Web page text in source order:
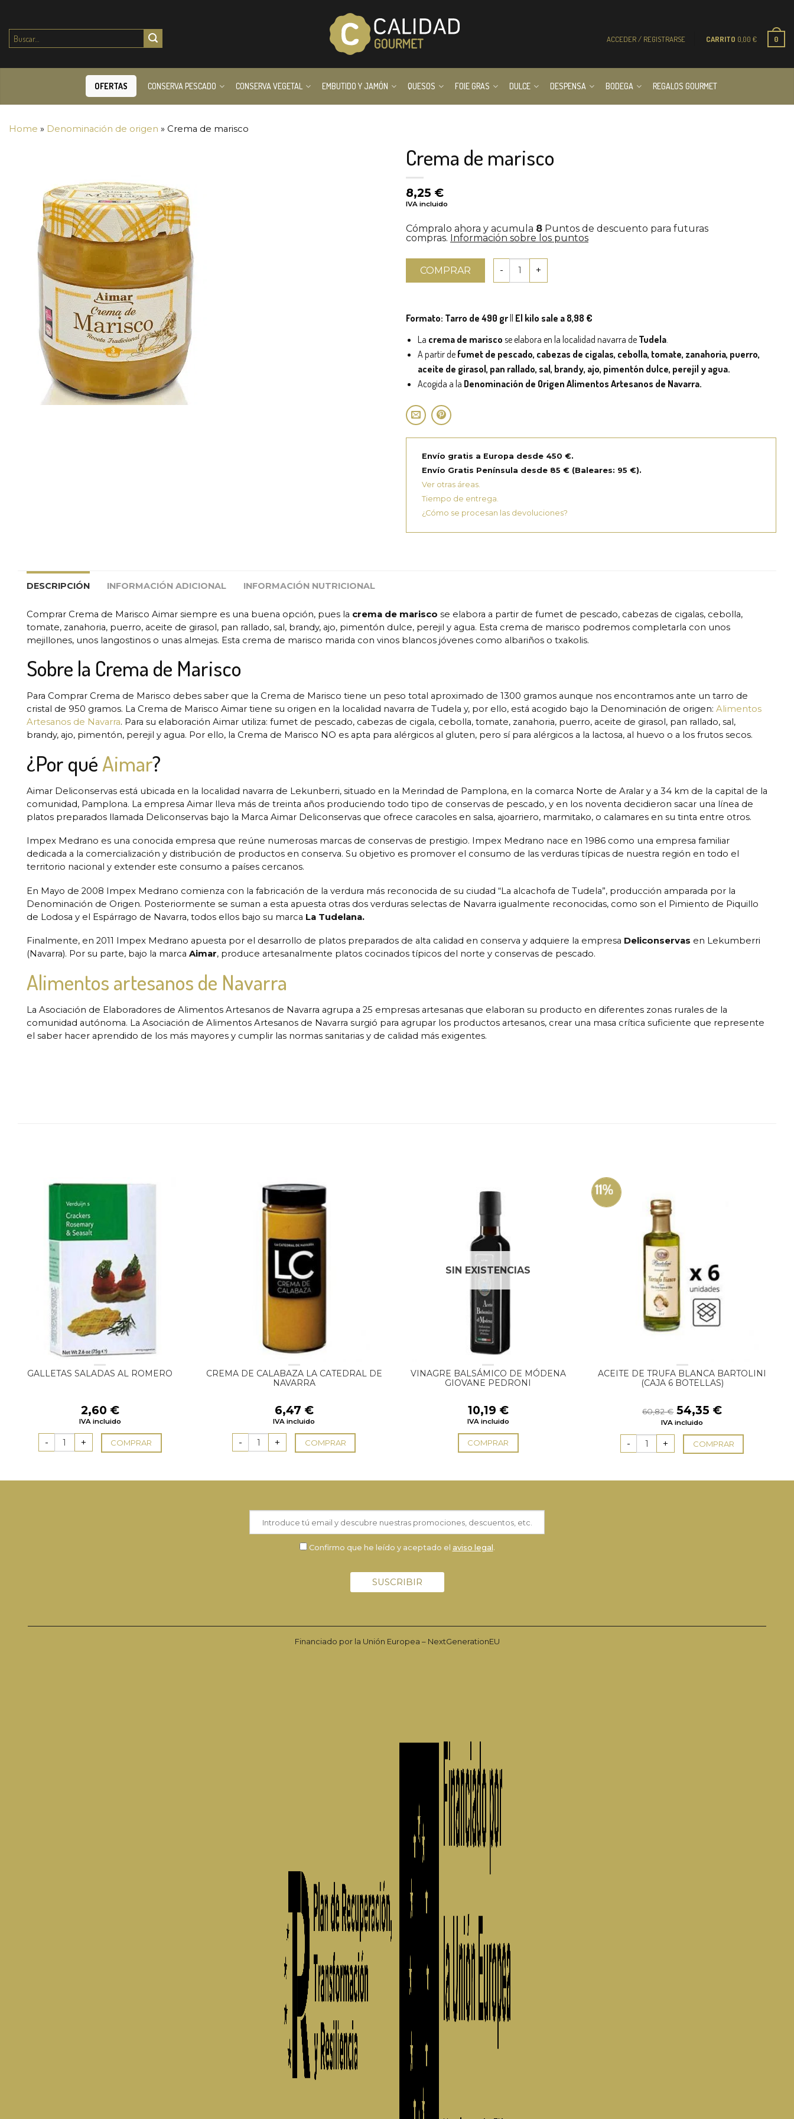
Buscar
por: ACCEDER / REGISTRARSE CARRITO 0,00 € 0
OFERTAS CONSERVA PESCADO CONSERVA VEGETAL EMBUTIDO Y JAMÓN QUESOS FOIE GRAS DULCE DESPENSA BODEGA REGALOS GOURMET
Home » Denominación de origen » Crema de marisco
Crema de marisco
8,25 €
IVA incluido
Cómpralo ahora y acumula 8 Puntos de descuento para futuras
compras. Información sobre los puntos
COMPRAR
Formato: Tarro de 490 gr|| El kilo sale a 8,98 €
La crema de marisco se elabora en la localidad navarra de Tudela
A partir de fumet de pescado, cabezas de cigalas, cebolla, tomate, zanahoria, puerro,
aceite de girasol, pan rallado, sal, brandy, ajo, pimentón dulce, perejil y agua.
Acogida a la Denominación de Origen Alimentos Artesanos de Navarra.
Envío gratis a Europa desde 450 €.
Envío Gratis Península desde 85 € (Baleares: 95 €).
Ver otras áreas.
Tiempo de entrega.
¿Cómo se procesan las devoluciones?
DESCRIPCIÓN INFORMACIÓN ADICIONAL INFORMACIÓN NUTRICIONAL
Comprar Crema de Marisco Aimar siempre es una buena opción, pues la crema de marisco se elabora a partir de fumet de pescado, cabezas de cigalas, cebolla,
tomate, zanahoria, puerro, aceite de girasol, pan rallado, sal, brandy, ajo, pimentón dulce, perejil y agua. Esta crema de marisco podremos completarla con unos
mejillones, unos langostinos o unas almejas. Esta crema de marisco marida con vinos blancos jóvenes como albariños o txakolis.
Sobre la Crema de Marisco
Para Comprar Crema de Marisco debes saber que la Crema de Marisco tiene un peso total aproximado de 1300 gramos aunque nos encontramos ante un tarro de
cristal de 950 gramos. La Crema de Marisco Aimar tiene su origen en la localidad navarra de Tudela y, por ello, está acogido bajo la Denominación de origen: Alimentos
Artesanos de Navarra. Para su elaboración Aimar utiliza: fumet de pescado, cabezas de cigala, cebolla, tomate, zanahoria, puerro, aceite de girasol, pan rallado, sal,
brandy, ajo, pimentón, perejil y agua. Por ello, la Crema de Marisco NO es apta para alérgicos al gluten, pero sí para alérgicos a la lactosa, al huevo o a los frutos secos.
¿Por quéAimar?
Aimar Deliconservas está ubicada en la localidad navarra de Lekunberri, situado en la Merindad de Pamplona, en la comarca Norte de Aralar y a 34 km de la capital de la
comunidad, Pamplona. La empresa Aimar lleva más de treinta años produciendo todo tipo de conservas de pescado, y en los noventa decidieron sacar una línea de
platos preparados llamada Deliconservas bajo la Marca Aimar Deliconservas que ofrece caracoles en salsa, ajoarriero, marmitako, o calamares en su tinta entre otros.
Impex Medrano es una conocida empresa que reúne numerosas marcas de conservas de prestigio. Impex Medrano nace en 1986 como una empresa familiar
dedicada a la comercialización y distribución de productos en conserva. Su objetivo es promover el consumo de las verduras típicas de nuestra región en todo el
territorio nacional y extender este consumo a países cercanos.
En Mayo de 2008 Impex Medrano comienza con la fabricación de la verdura más reconocida de su ciudad “La alcachofa de Tudela”, producción amparada por la
Denominación de Origen. Posteriormente se suman a esta apuesta otras dos verduras selectas de Navarra igualmente reconocidas, como son el Pimiento de Piquillo
de Lodosa y el Espárrago de Navarra, todos ellos bajo su marca La Tudelana.
Finalmente, en 2011 Impex Medrano apuesta por el desarrollo de platos preparados de alta calidad en conserva y adquiere la empresa Deliconservas en Lekumberri
(Navarra). Por su parte, bajo la marca Aimar, produce artesanalmente platos cocinados típicos del norte y conservas de pescado.
Alimentos artesanos de Navarra
La Asociación de Elaboradores de Alimentos Artesanos de Navarra agrupa a 25 empresas artesanas que elaboran su producto en diferentes zonas rurales de la
comunidad autónoma. La Asociación de Alimentos Artesanos de Navarra surgió para agrupar los productos artesanos, crear una masa crítica suficiente que represente
el saber hacer aprendido de los más mayores y cumplir las normas sanitarias y de calidad más exigentes.
GALLETAS SALADAS AL ROMERO
2,60 €
IVA incluido
COMPRAR
CREMA DE CALABAZA LA CATEDRAL DE
NAVARRA
6,47 €
IVA incluido
COMPRAR
SIN EXISTENCIAS
VINAGRE BALSÁMICO DE MÓDENA
GIOVANE PEDRONI
10,19 €
IVA incluido
COMPRAR
11%
ACEITE DE TRUFA BLANCA BARTOLINI
(CAJA 6 BOTELLAS)
60,82€ El
precio
original
era:
60,82 €.
54,35 €El
actual
es:
54,35 €.
IVA incluido
COMPRAR
Confirmo que he leído y aceptado el aviso legal.
Financiado por la Unión Europea – NextGenerationEU